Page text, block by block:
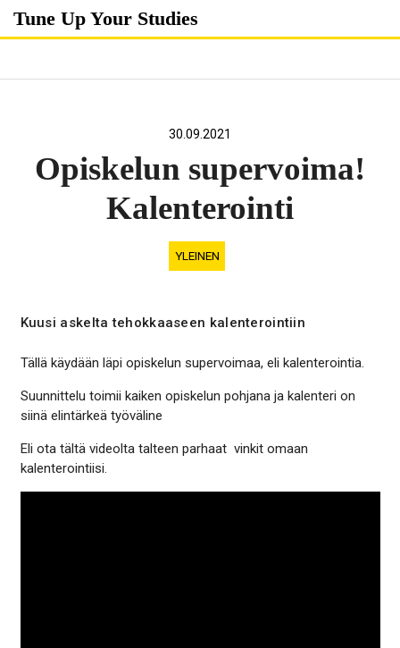
Skip
Tune Up Your Studies
30.09.2021
Opiskelun supervoima!
Kalenterointi
YLEINEN
Kuusi askelta tehokkaaseen kalenterointiin
Tällä käydään läpi opiskelun supervoimaa, eli kalenterointia.
Suunnittelu toimii kaiken opiskelun pohjana ja kalenteri on
siinä elintärkeä työväline
Eli ota tältä videolta talteen parhaat vinkit omaan
kalenterointiisi.